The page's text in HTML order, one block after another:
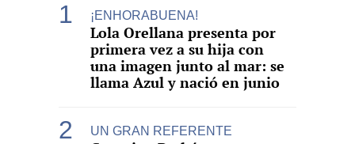
¡ENHORABUENA!
Lola Orellana presenta por
primera vez a su hija con
una imagen junto al mar: se
llama Azul y nació en junio
UN GRAN REFERENTE